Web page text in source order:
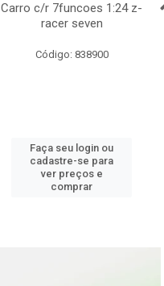
Carro c/r 7funcoes 1:24 z-
racer seven
Código: 838900
Faça seu login ou
cadastre-se para
ver preços e
comprar